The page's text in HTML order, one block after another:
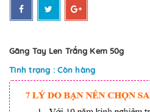
Găng Tay Len Trắng Kem 50g
Tình trạng : Còn hàng